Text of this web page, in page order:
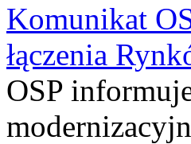
Komunikat
łączenia
OSP